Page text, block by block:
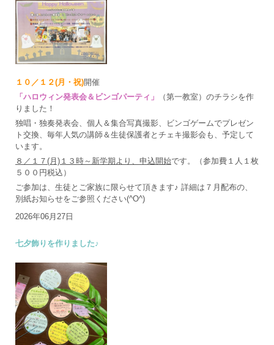
１０／１２(月・祝)開催
「ハロウィン発表会＆ビンゴパーティ」
（第一教室）のチラシを作
りました！
独唱・独奏発表会、個人＆集合写真撮影、ビンゴゲームでプレゼン
ト交換、毎年人気の講師＆生徒保護者とチェキ撮影会も、予定して
います。
８／１７(月)１３時～新学期より、申込開始です。（参加費１人１枚
５００円税込）
ご参加は、生徒とご家族に限らせて頂きます♪ 詳細は７月配布の、
別紙お知らせをご参照ください(^O^)
2026年06月27日
七夕飾りを作りました♪